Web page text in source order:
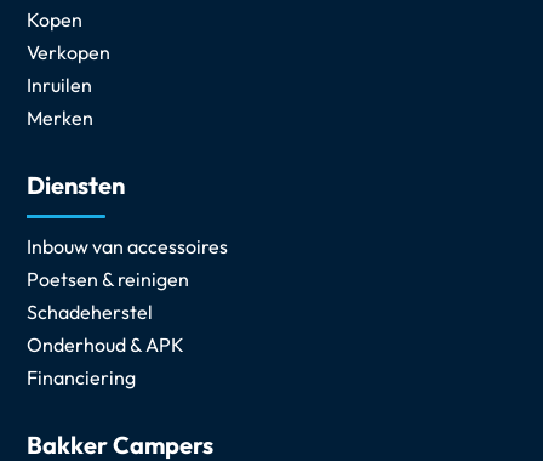
Kopen
Verkopen
Inruilen
Merken
Diensten
Inbouw van accessoires
Poetsen & reinigen
Schadeherstel
Onderhoud & APK
Financiering
Bakker Campers